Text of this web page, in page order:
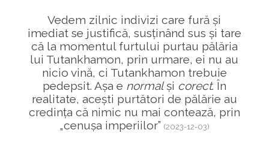
Vedem zilnic indivizi care fură și
imediat se justifică, susținând sus și tare
că la momentul furtului purtau pălăria
lui Tutankhamon, prin urmare, ei nu au
nicio vină, ci Tutankhamon trebuie
pedepsit. Așa e normalși corect. În
realitate, acești purtători de pălărie au
credința că nimic nu mai contează, prin
„cenușa imperiilor” (2023-12-03)